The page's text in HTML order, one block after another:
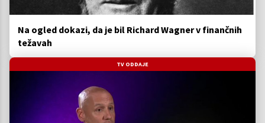
Na ogled dokazi, da je bil Richard Wagner v finančnih
težavah
TV ODDAJE